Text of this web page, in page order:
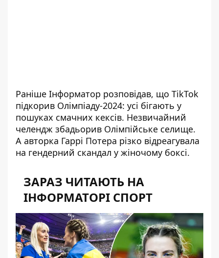
Раніше Інформатор розповідав, що TikTok
підкорив Олімпіаду-2024: усі бігають у
пошуках смачних кексів. Незвичайний
челендж збадьорив Олімпійське селище.
А авторка Гаррі Потера різко відреагувала
на гендерний скандал у жіночому боксі.
ЗАРАЗ ЧИТАЮТЬ НА
ІНФОРМАТОРІ СПОРТ